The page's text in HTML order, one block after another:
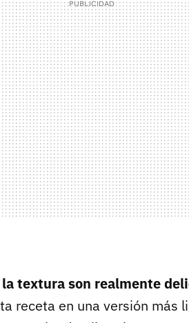
textura son realmente
receta en una versión más